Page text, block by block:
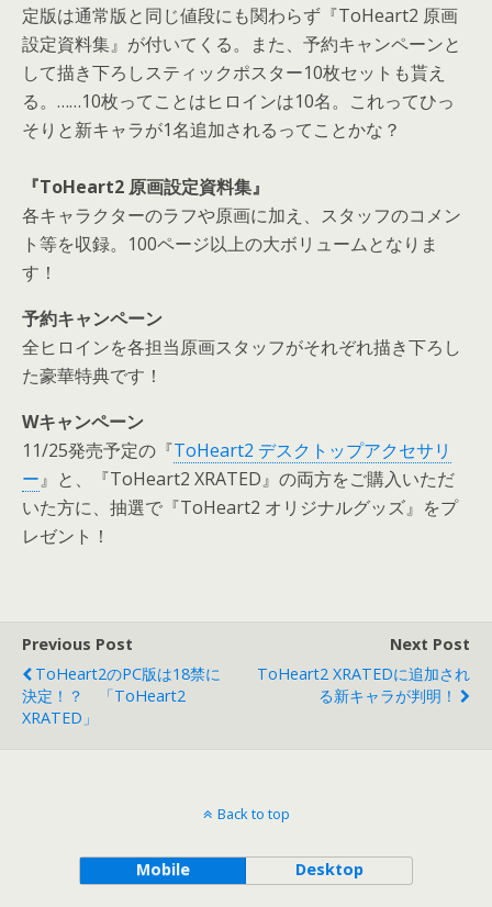
定版は通常版と同じ値段にも関わらず『ToHeart2 原画
設定資料集』が付いてくる。また、予約キャンペーンと
して描き下ろしスティックポスター10枚セットも貰え
る。……10枚ってことはヒロインは10名。これってひっ
そりと新キャラが1名追加されるってことかな？
『ToHeart2 原画設定資料集』
各キャラクターのラフや原画に加え、スタッフのコメン
ト等を収録。100ページ以上の大ボリュームとなりま
す！
予約キャンペーン
全ヒロインを各担当原画スタッフがそれぞれ描き下ろし
た豪華特典です！
Wキャンペーン
11/25発売予定の『ToHeart2 デスクトップアクセサリ
ー』と、『ToHeart2 XRATED』の両方をご購入いただ
いた方に、抽選で『ToHeart2 オリジナルグッズ』をプ
レゼント！
Previous Post
ToHeart2のPC版は18禁に
決定！？ 「ToHeart2
XRATED」
Next Post
ToHeart2 XRATEDに追加され
る新キャラが判明！
Back to top
Mobile Desktop